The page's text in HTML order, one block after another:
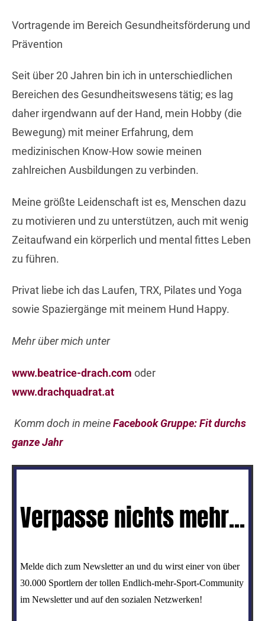
Vortragende im Bereich Gesundheitsförderung und
Prävention
Seit über 20 Jahren bin ich in unterschiedlichen
Bereichen des Gesundheitswesens tätig; es lag
daher irgendwann auf der Hand, mein Hobby (die
Bewegung) mit meiner Erfahrung, dem
medizinischen Know-How sowie meinen
zahlreichen Ausbildungen zu verbinden.
Meine größte Leidenschaft ist es, Menschen dazu
zu motivieren und zu unterstützen, auch mit wenig
Zeitaufwand ein körperlich und mental fittes Leben
zu führen.
Privat liebe ich das Laufen, TRX, Pilates und Yoga
sowie Spaziergänge mit meinem Hund Happy.
Mehr über mich unter
www.beatrice-drach.com oder
www.drachquadrat.at
Komm doch in meineFacebook Gruppe: Fit durchs
ganze Jahr
Verpasse nichts mehr...
Melde dich zum Newsletter an und du wirst einer von über
30.000 Sportlern der tollen Endlich-mehr-Sport-Community
im Newsletter und auf den sozialen Netzwerken!